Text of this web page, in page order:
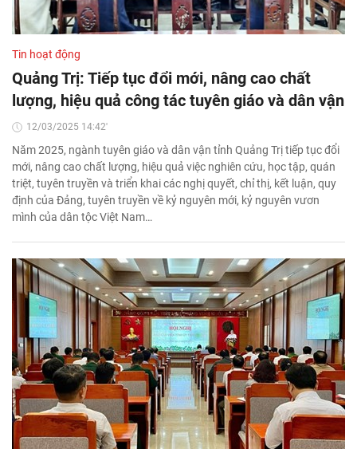
Tin hoạt động
Quảng Trị: Tiếp tục đổi mới, nâng cao chất
lượng, hiệu quả công tác tuyên giáo và dân vận
12/03/2025 14:42'
Năm 2025, ngành tuyên giáo và dân vận tỉnh Quảng Trị tiếp tục đổi
mới, nâng cao chất lượng, hiệu quả việc nghiên cứu, học tập, quán
triệt, tuyên truyền và triển khai các nghị quyết, chỉ thị, kết luận, quy
định của Đảng, tuyên truyền về kỷ nguyên mới, kỷ nguyên vươn
mình của dân tộc Việt Nam…